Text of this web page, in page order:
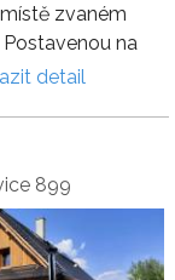
zvaném
na
detail
899